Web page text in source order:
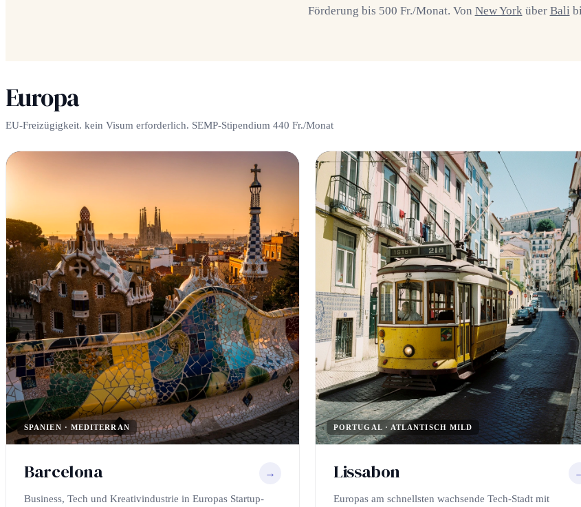
Förderung bis 500 Fr./Monat. Von New York über Bali
Europa
EU-Freizügigkeit. kein Visum erforderlich. SEMP-Stipendium 440 Fr./Monat
SPANIEN · MEDITERRAN
Barcelona →
Business, Tech und Kreativindustrie in Europas Startup-
PORTUGAL · ATLANTISCH MILD
Lissabon
Europas am schnellsten wachsende Tech-Stadt mit